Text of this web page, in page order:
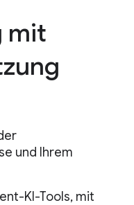
mit
und Ihrem
KI-Tools, mit